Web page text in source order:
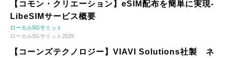
【コモン・クリエーション】eSIM配布を簡単に実現-
LibeSIMサービス概要
ローカル5Gサミット
ローカル5Gサミット2025
【コーンズテクノロジー】VIAVI Solutions社製 ネ